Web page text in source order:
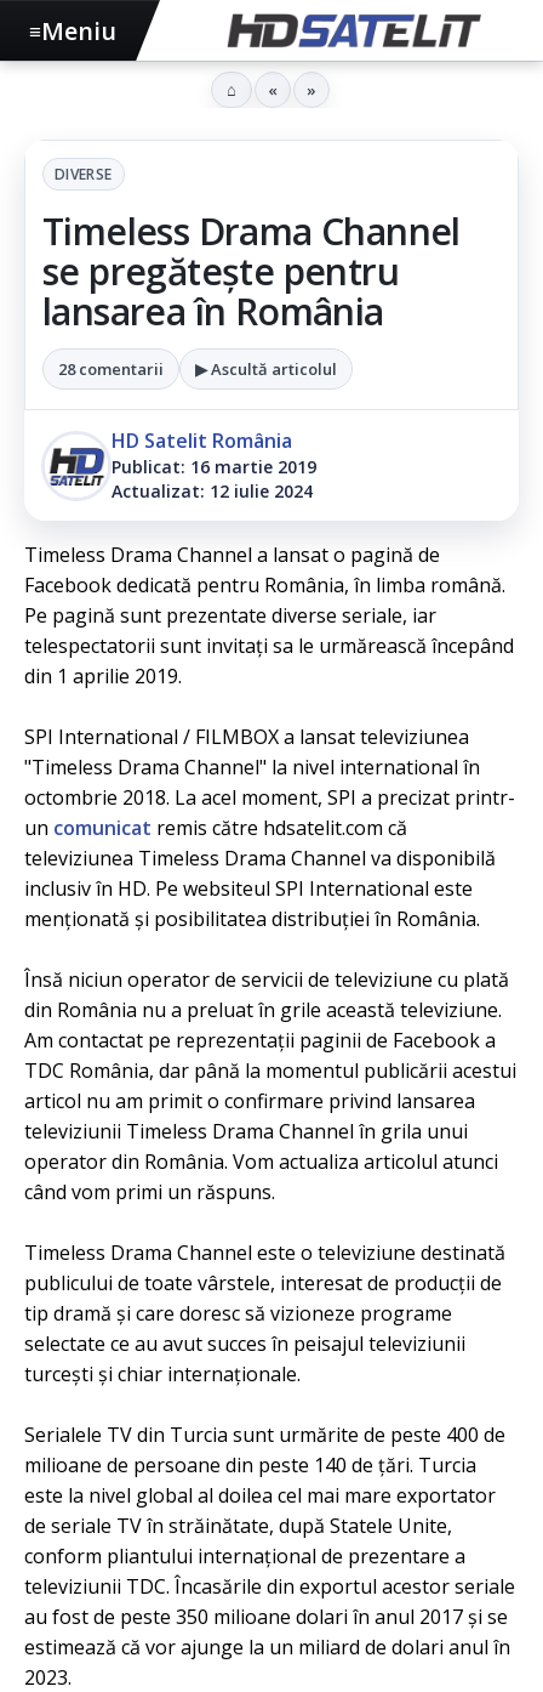
DIVERSE
Timeless Drama Channel
se pregătește pentru
lansarea în România
28 comentarii ▶ Ascultă articolul
HD Satelit România
Publicat: 16 martie 2019
Actualizat: 12 iulie 2024
Timeless Drama Channel a lansat o pagină de
Facebook dedicată pentru România, în limba română.
Pe pagină sunt prezentate diverse seriale, iar
telespectatorii sunt invitați sa le urmărească începând
din 1 aprilie 2019.
SPI International / FILMBOX a lansat televiziunea
"Timeless Drama Channel" la nivel international în
octombrie 2018. La acel moment, SPI a precizat printr-
un comunicat remis către hdsatelit.com că
televiziunea Timeless Drama Channel va disponibilă
inclusiv în HD. Pe websiteul SPI International este
menționată și posibilitatea distribuției în România.
Însă niciun operator de servicii de televiziune cu plată
din România nu a preluat în grile această televiziune.
Am contactat pe reprezentații paginii de Facebook a
TDC România, dar până la momentul publicării acestui
articol nu am primit o confirmare privind lansarea
televiziunii Timeless Drama Channel în grila unui
operator din România. Vom actualiza articolul atunci
când vom primi un răspuns.
Timeless Drama Channel este o televiziune destinată
publicului de toate vârstele, interesat de producții de
tip dramă și care doresc să vizioneze programe
selectate ce au avut succes în peisajul televiziunii
turcești și chiar internaționale.
Serialele TV din Turcia sunt urmărite de peste 400 de
milioane de persoane din peste 140 de țări. Turcia
este la nivel global al doilea cel mai mare exportator
de seriale TV în străinătate, după Statele Unite,
conform pliantului internațional de prezentare a
televiziunii TDC. Încasările din exportul acestor seriale
au fost de peste 350 milioane dolari în anul 2017 și se
estimează că vor ajunge la un miliard de dolari anul în
2023.
≡Meniu
⌂ « »